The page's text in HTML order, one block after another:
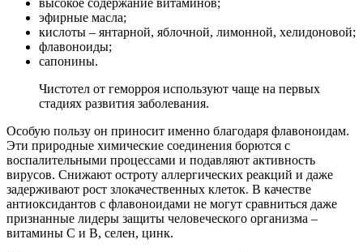
эфирные масла;
кислоты – янтарной, яблочной, лимонной, хелидоновой;
флавоноиды;
сапонины.
Чистотел от геморроя используют чаще на первых
стадиях развития заболевания.
Особую пользу он приносит именно благодаря флавоноидам.
Эти природные химические соединения борются с
воспалительными процессами и подавляют активность
вирусов. Снижают остроту аллергических реакций и даже
задерживают рост злокачественных клеток. В качестве
антиоксидантов с флавоноидами не могут сравниться даже
признанные лидеры защиты человеческого организма –
витамины С и В, селен, цинк.